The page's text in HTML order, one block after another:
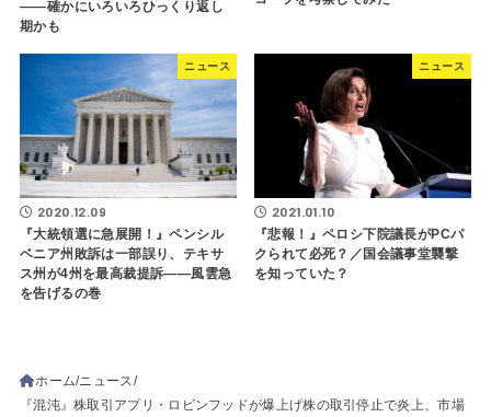
――確かにいろいろひっくり返し
期かも
ニュース
2020.12.09
『大統領選に急展開！』ペンシル
ベニア州敗訴は一部誤り、テキサ
ス州が4州を最高裁提訴――風雲急
を告げるの巻
ニュース
2021.01.10
『悲報！』ペロシ下院議長がPCパ
クられて必死？／国会議事堂襲撃
を知っていた？
ホーム ニュース
『混沌』株取引アプリ・ロビンフッドが爆上げ株の取引停止で炎上、市場